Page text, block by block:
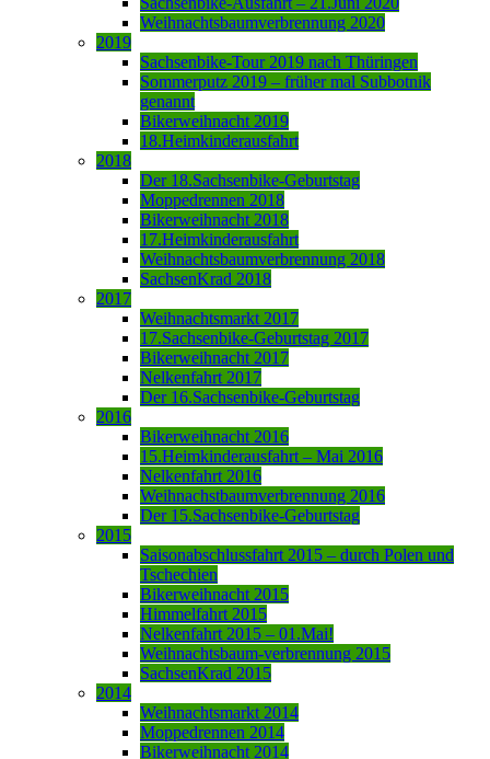
Weihnachtsbaumverbrennung 2020
2019
Sachsenbike-Tour 2019 nach Thüringen
Sommerputz 2019 – früher mal Subbotnik
genannt
Bikerweihnacht 2019
18.Heimkinderausfahrt
2018
Der 18.Sachsenbike-Geburtstag
Moppedrennen 2018
Bikerweihnacht 2018
17.Heimkinderausfahrt
Weihnachtsbaumverbrennung 2018
SachsenKrad 2018
2017
Weihnachtsmarkt 2017
17.Sachsenbike-Geburtstag 2017
Bikerweihnacht 2017
Nelkenfahrt 2017
Der 16.Sachsenbike-Geburtstag
2016
Bikerweihnacht 2016
15.Heimkinderausfahrt – Mai 2016
Nelkenfahrt 2016
Weihnachstbaumverbrennung 2016
Der 15.Sachsenbike-Geburtstag
2015
Saisonabschlussfahrt 2015 – durch Polen und
Tschechien
Bikerweihnacht 2015
Himmelfahrt 2015
Nelkenfahrt 2015 – 01.Mai!
Weihnachtsbaum-verbrennung 2015
SachsenKrad 2015
2014
Weihnachtsmarkt 2014
Moppedrennen 2014
Bikerweihnacht 2014